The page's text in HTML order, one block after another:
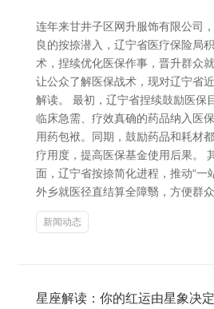
连年来甘井子区网升服饰有限公司
良的按捺潜入，辽宁省医疗保险局
术，捏续优化医保作事，晋升群众
让公众了解医保战术，现对辽宁省
解读。 最初，辽宁省捏续鼓励医保
临床急需、疗效真确的药品纳入医
用药包袱。同期，鼓励药品和耗材
疗用度，提高医保基金使用后果。
面，辽宁省按捺简化进程，推动“一
外乡就医径直结算全障翳，方便群
新闻动态
星座解读：你的红运由星象决定